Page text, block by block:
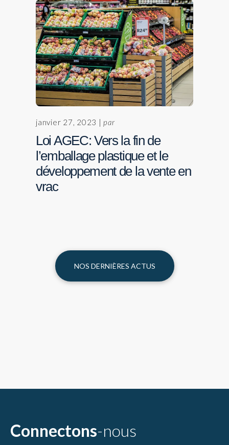
janvier 27, 2023 |par
Loi AGEC: Vers la fin de
l’emballage plastique et le
développement de la vente en
vrac
NOS DERNIÈRES ACTUS
Connectons-nous